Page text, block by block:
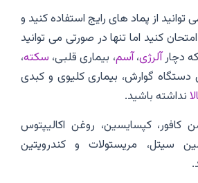
توانید از پماد های رایج استفاده کنید و
کنید اما تنها در صورتی می توانید
که دچارآلرژی،آسم، بیماری قلبی، سکته،
دستگاه گوارش، بیماری کلیوی و کبدی
نداشته باشید.
کافور، کپسایسین، روغن اکالیپتوس
سیتل، مریستولات و کندرویتین